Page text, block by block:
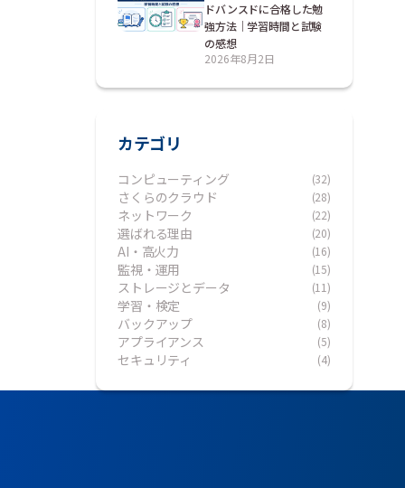
ドバンスドに合格した勉
強方法｜学習時間と試験
の感想
2026年8月2日
カテゴリ
コンピューティング (32)
さくらのクラウド (28)
ネットワーク (22)
選ばれる理由 (20)
AI・高火力 (16)
監視・運用 (15)
ストレージとデータ (11)
学習・検定 (9)
バックアップ (8)
アプライアンス (5)
セキュリティ (4)